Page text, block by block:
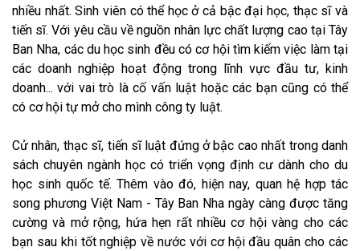
nhiều nhất. Sinh viên có thể học ở cả bậc đại học, thạc sĩ và
tiến sĩ. Với yêu cầu về nguồn nhân lực chất lượng cao tại Tây
Ban Nha, các du học sinh đều có cơ hội tìm kiếm việc làm tại
các doanh nghiệp hoạt động trong lĩnh vực đầu tư, kinh
doanh... với vai trò là cố vấn luật hoặc các bạn cũng có thể
có cơ hội tự mở cho mình công ty luật.
Cử nhân, thạc sĩ, tiến sĩ luật đứng ở bậc cao nhất trong danh
sách chuyên ngành học có triển vọng định cư dành cho du
học sinh quốc tế. Thêm vào đó, hiện nay, quan hệ hợp tác
song phương Việt Nam - Tây Ban Nha ngày càng được tăng
cường và mở rộng, hứa hẹn rất nhiều cơ hội vàng cho các
bạn sau khi tốt nghiệp về nước với cơ hội đầu quân cho các